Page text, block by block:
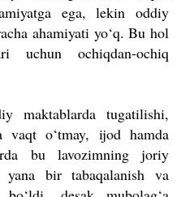
ega, lekin oddiy
ahamiyati yo‘q. Bu hol
uchun ochiqdan-ochiq
maktablarda tugatilishi,
vaqt o‘tmay, ijod hamda
bu lavozimning joriy
bir tabaqalanish va